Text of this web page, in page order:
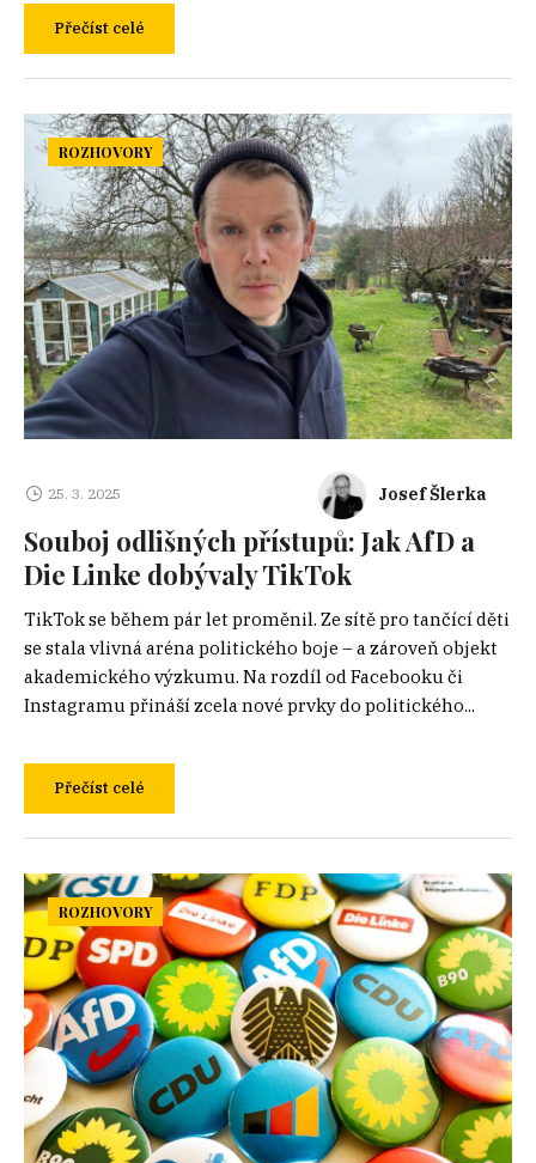
Přečíst celé
ROZHOVORY
25. 3. 2025 Josef Šlerka
Souboj odlišných přístupů: Jak AfD a
Die Linke dobývaly TikTok
TikTok se během pár let proměnil. Ze sítě pro tančící děti
se stala vlivná aréna politického boje – a zároveň objekt
akademického výzkumu. Na rozdíl od Facebooku či
Instagramu přináší zcela nové prvky do politického...
Přečíst celé
ROZHOVORY